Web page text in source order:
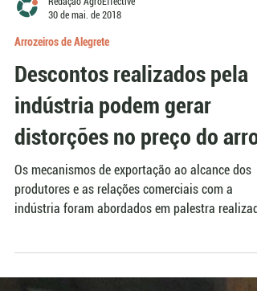
Redação AgroEffective
30 de mai. de 2018
Arrozeiros de Alegrete
Descontos realizados pela